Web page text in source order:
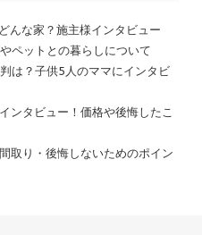
んな家？施主様インタビュー
ペットとの暮らしについて
は？子供5人のママにインタビ
ンタビュー！価格や後悔したこ
取り・後悔しないためのポイン